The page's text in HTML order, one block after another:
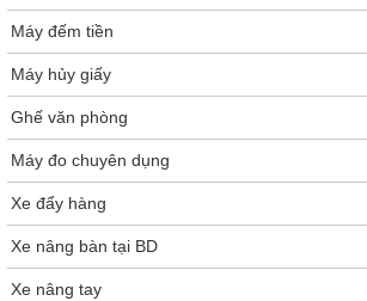
Máy đếm tiền
Máy hủy giấy
Ghế văn phòng
Máy đo chuyên dụng
Xe đẩy hàng
Xe nâng bàn tại BD
Xe nâng tay